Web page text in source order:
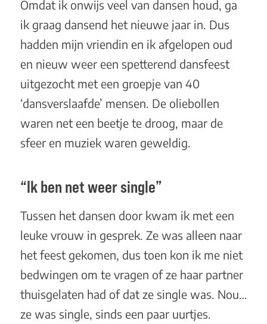
Omdat ik onwijs veel van dansen houd, ga
ik graag dansend het nieuwe jaar in. Dus
hadden mijn vriendin en ik afgelopen oud
en nieuw weer een spetterend dansfeest
uitgezocht met een groepje van 40
‘dansverslaafde’ mensen. De oliebollen
waren net een beetje te droog, maar de
sfeer en muziek waren geweldig.
“Ik ben net weer single”
Tussen het dansen door kwam ik met een
leuke vrouw in gesprek. Ze was alleen naar
het feest gekomen, dus toen kon ik me niet
bedwingen om te vragen of ze haar partner
thuisgelaten had of dat ze single was. Nou…
ze was single, sinds een paar uurtjes.